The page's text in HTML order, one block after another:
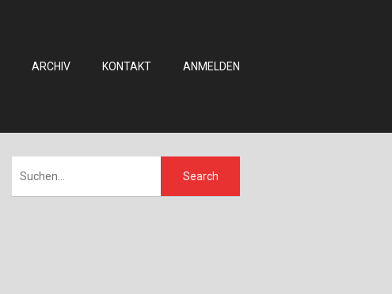
ARCHIV KONTAKT ANMELDEN